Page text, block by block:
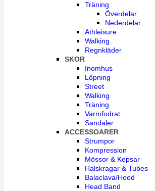
Träning
Överdelar
Nederdelar
Athleisure
Walking
Regnkläder
SKOR
Inomhus
Löpning
Street
Walking
Träning
Varmfodrat
Sandaler
ACCESSOARER
Strumpor
Kompression
Mössor & Kepsar
Halskragar & Tubes
Balaclava/Hood
Head Band